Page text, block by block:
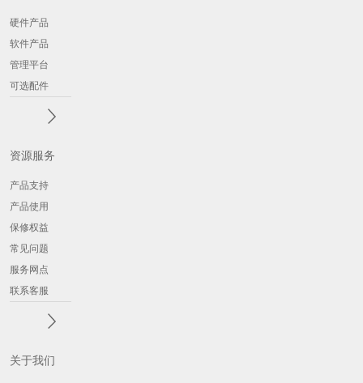
硬件产品
软件产品
管理平台
可选配件
资源服务
产品支持
产品使用
保修权益
常见问题
服务网点
联系客服
关于我们